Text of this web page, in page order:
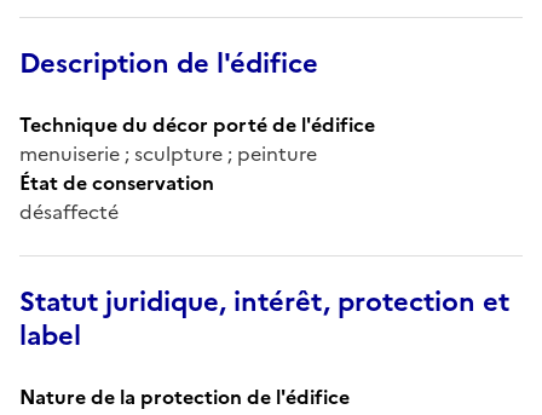
Description de l'édifice
Technique du décor porté de l'édifice
menuiserie ; sculpture ; peinture
État de conservation
désaffecté
Statut juridique, intérêt, protection et
label
Nature de la protection de l'édifice